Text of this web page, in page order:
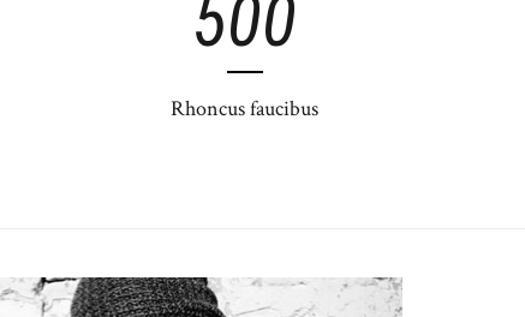
500
Rhoncus faucibus